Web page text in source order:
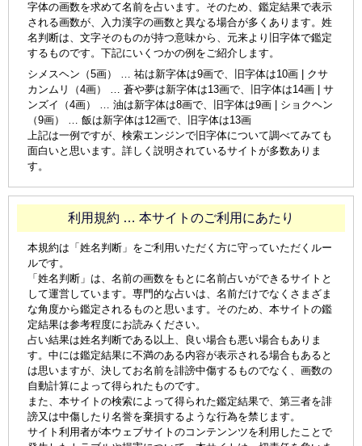
字体の画数を求めて名前を占います。そのため、鑑定結果で表示
される画数が、入力漢字の画数と異なる場合が多くあります。姓
名判断は、文字そのものが持つ意味から、元来より旧字体で鑑定
するものです。下記にいくつかの例をご紹介します。
シメスヘン（5画） … 祐は新字体は9画で、旧字体は10画 | クサ
カンムリ（4画） … 蒼や夢は新字体は13画で、旧字体は14画 | サ
ンズイ（4画） … 油は新字体は8画で、旧字体は9画 | ショクヘン
（9画） … 飯は新字体は12画で、旧字体は13画
上記は一例ですが、検索エンジンで旧字体について調べてみても
面白いと思います。詳しく説明されているサイトが多数ありま
す。
利用規約 … 本サイトのご利用にあたり
本規約は「姓名判断」をご利用いただく方に守っていただくルー
ルです。
「姓名判断」は、名前の画数をもとに名前占いができるサイトと
して運営しています。専門的な占いは、名前だけでなくさまざま
な角度から鑑定されるものと思います。そのため、本サイトの鑑
定結果は参考程度にお読みください。
占い結果は姓名判断である以上、良い場合も悪い場合もありま
す。中には鑑定結果に不満のある内容が表示される場合もあると
は思いますが、決してお名前を誹謗中傷するものでなく、画数の
自動計算によって得られたものです。
また、本サイトの検索によって得られた鑑定結果で、第三者を誹
謗又は中傷したり名誉を棄損するような行為を禁じます。
サイト利用者が本ウェブサイトのコンテンンツを利用したことで